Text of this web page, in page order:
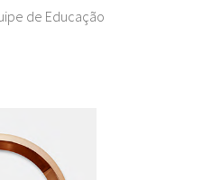
de Educação